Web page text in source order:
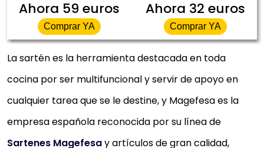
Ahora 59 euros
Comprar YA
Ahora 32 euros
Comprar YA
La sartén es la herramienta destacada en toda
cocina por ser multifuncional y servir de apoyo en
cualquier tarea que se le destine, y Magefesa es la
empresa española reconocida por su línea de
Sartenes Magefesay artículos de gran calidad,